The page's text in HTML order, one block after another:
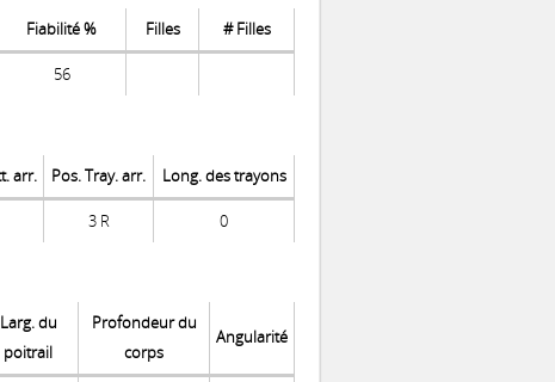
Fiabilité % Filles # Filles
56
arr. Pos. Tray. arr. Long. des trayons
3 R 0
Larg. du
poitrail
Profondeur du
corps
Angularité